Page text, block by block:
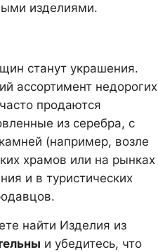
изделиями.
станут украшения.
ассортимент недорогих
продаются
из серебра, с
(например, возле
храмов или на рынках
и в туристических
найти Изделия из
и убедитесь, что